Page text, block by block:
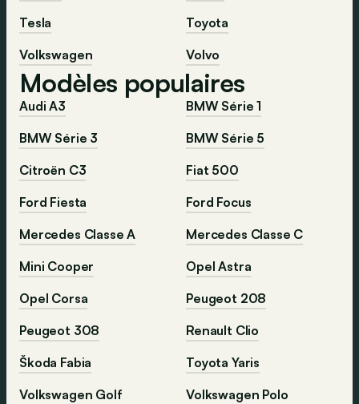
Tesla
Toyota
Volkswagen
Volvo
Modèles populaires
Audi A3
BMW Série 1
BMW Série 3
BMW Série 5
Citroën C3
Fiat 500
Ford Fiesta
Ford Focus
Mercedes Classe A
Mercedes Classe C
Mini Cooper
Opel Astra
Opel Corsa
Peugeot 208
Peugeot 308
Renault Clio
Škoda Fabia
Toyota Yaris
Volkswagen Golf
Volkswagen Polo